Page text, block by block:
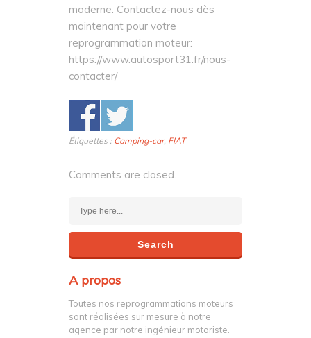
moderne. Contactez-nous dès
maintenant pour votre
reprogrammation moteur:
https://www.autosport31.fr/nous-
contacter/
Étiquettes : Camping-car, FIAT
Comments are closed.
A propos
Toutes nos reprogrammations moteurs
sont réalisées sur mesure à notre
agence par notre ingénieur motoriste.